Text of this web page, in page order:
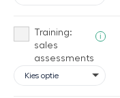
Training:
sales
assessments
i